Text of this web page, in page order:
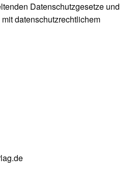
Datenschutzgesetze und
datenschutzrechtlichem